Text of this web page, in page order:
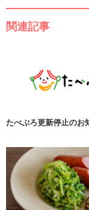
関連記事
たべぷろ更新停止のお